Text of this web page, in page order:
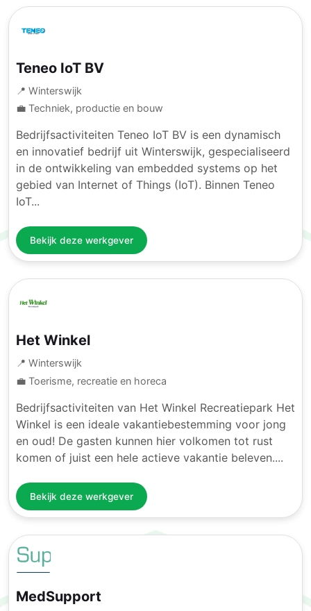
Teneo IoT BV
📍 Winterswijk
💼 Techniek, productie en bouw
Bedrijfsactiviteiten Teneo IoT BV is een dynamisch
en innovatief bedrijf uit Winterswijk, gespecialiseerd
in de ontwikkeling van embedded systems op het
gebied van Internet of Things (IoT). Binnen Teneo
IoT...
Bekijk deze werkgever
Het Winkel
📍 Winterswijk
💼 Toerisme, recreatie en horeca
Bedrijfsactiviteiten van Het Winkel Recreatiepark Het
Winkel is een ideale vakantiebestemming voor jong
en oud! De gasten kunnen hier volkomen tot rust
komen of juist een hele actieve vakantie beleven....
Bekijk deze werkgever
MedSupport